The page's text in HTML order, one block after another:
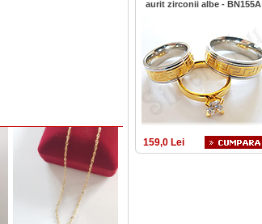
aurit zirconii albe - BN155A
159,0 Lei